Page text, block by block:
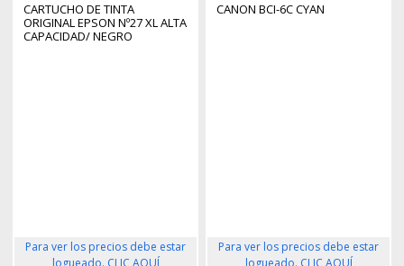
CARTUCHO DE TINTA
ORIGINAL EPSON Nº27 XL ALTA
CAPACIDAD/ NEGRO
Para ver los precios debe estar
logueado. CLIC AQUÍ
CANON BCI-6C CYAN
Para ver los precios debe estar
logueado. CLIC AQUÍ